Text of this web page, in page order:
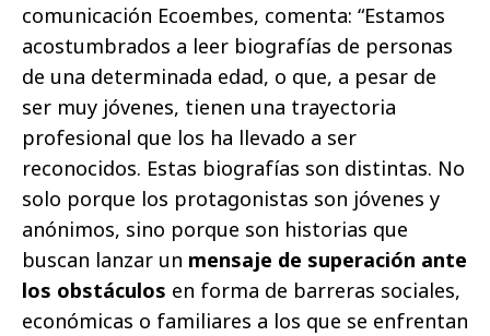
comunicación Ecoembes, comenta: “Estamos
acostumbrados a leer biografías de personas
de una determinada edad, o que, a pesar de
ser muy jóvenes, tienen una trayectoria
profesional que los ha llevado a ser
reconocidos. Estas biografías son distintas. No
solo porque los protagonistas son jóvenes y
anónimos, sino porque son historias que
buscan lanzar un mensaje de superación ante
los obstáculos en forma de barreras sociales,
económicas o familiares a los que se enfrentan